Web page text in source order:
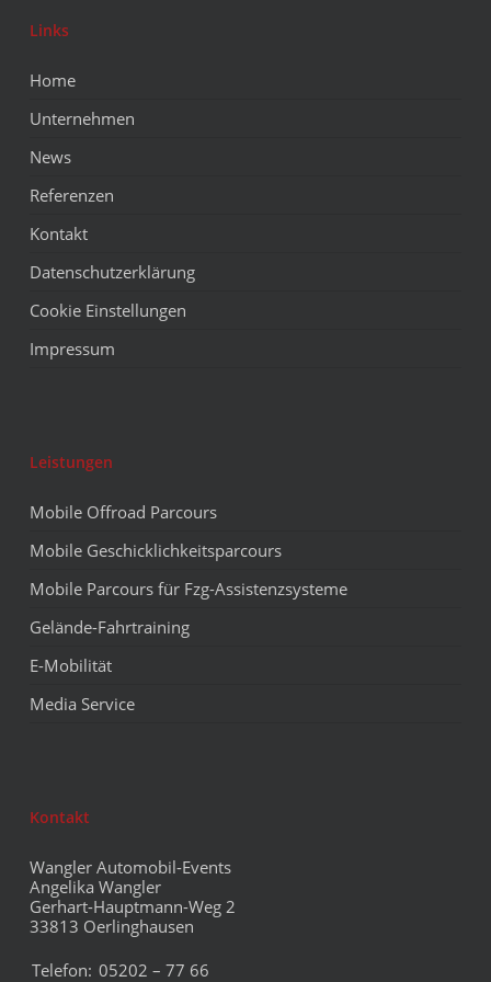
Links
Home
Unternehmen
News
Referenzen
Kontakt
Datenschutzerklärung
Cookie Einstellungen
Impressum
Leistungen
Mobile Offroad Parcours
Mobile Geschicklichkeitsparcours
Mobile Parcours für Fzg-Assistenzsysteme
Gelände-Fahrtraining
E-Mobilität
Media Service
Kontakt
Wangler Automobil-Events
Angelika Wangler
Gerhart-Hauptmann-Weg 2
33813 Oerlinghausen
Telefon: 05202 – 77 66